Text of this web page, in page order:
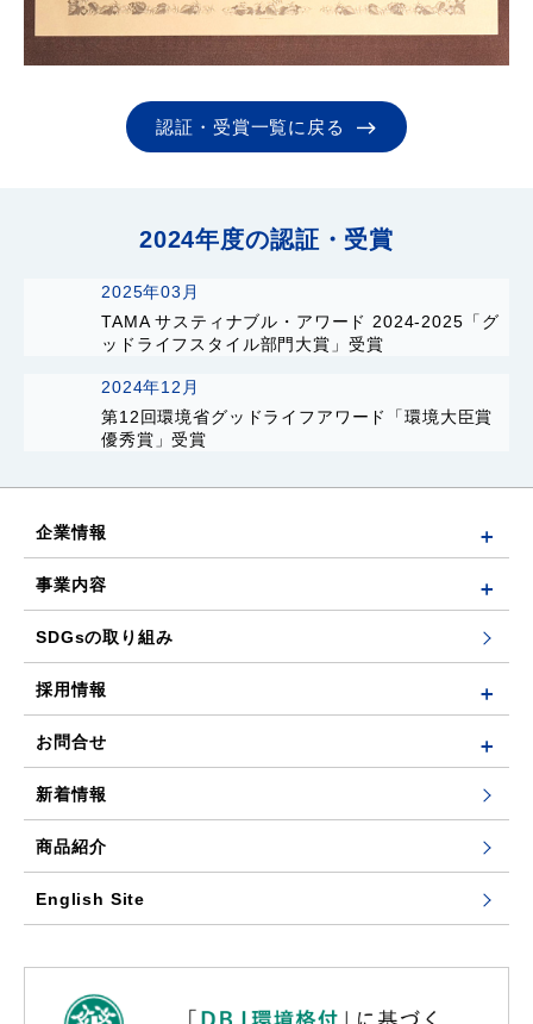
認証・受賞一覧に戻る
2024年度の認証・受賞
2025年03月
TAMA サスティナブル・アワード 2024-2025「グ
ッドライフスタイル部門大賞」受賞
2024年12月
第12回環境省グッドライフアワード「環境大臣賞
優秀賞」受賞
企業情報
事業内容
SDGsの取り組み
採用情報
お問合せ
新着情報
商品紹介
English Site